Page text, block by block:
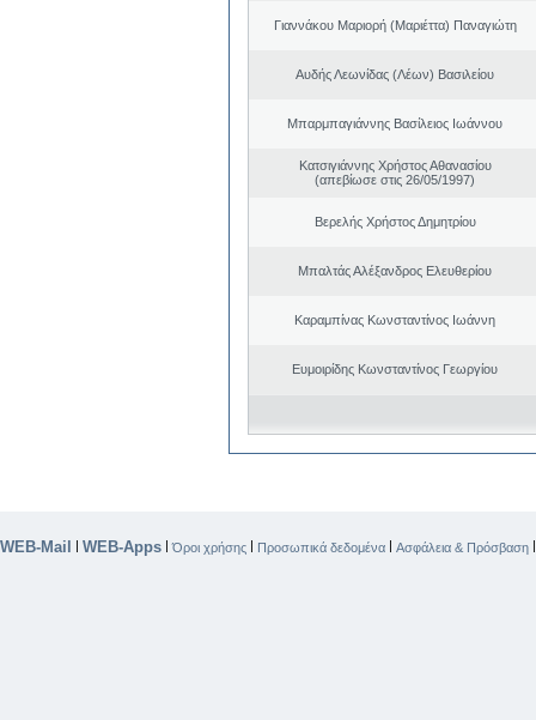
Γιαννάκου Μαριορή (Μαριέττα) Παναγιώτη
Αυδής Λεωνίδας (Λέων) Βασιλείου
Μπαρμπαγιάννης Βασίλειος Ιωάννου
Κατσιγιάννης Χρήστος Αθανασίου
(απεβίωσε στις 26/05/1997)
Βερελής Χρήστος Δημητρίου
Μπαλτάς Αλέξανδρος Ελευθερίου
Καραμπίνας Κωνσταντίνος Ιωάννη
Ευμοιρίδης Κωνσταντίνος Γεωργίου
WEB-Mail | WEB-Apps |Όροι χρήσης | Προσωπικά δεδομένα | Ασφάλεια & Πρόσβαση